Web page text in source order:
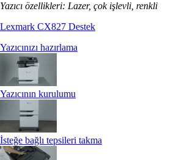
Yazıcı özellikleri: Lazer, çok işlevli, renkli
Lexmark CX827 Destek
Yazıcınızı hazırlama
Yazıcının kurulumu
İsteğe bağlı tepsileri takma